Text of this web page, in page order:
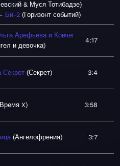
& Муся Тотибадзе)
Би-2 Горизонт событий
Арефьева и Ковчег
и девочка
4:17
Секрет Секрет 3:4
Время X 3:58
Ангелофрения 3:7